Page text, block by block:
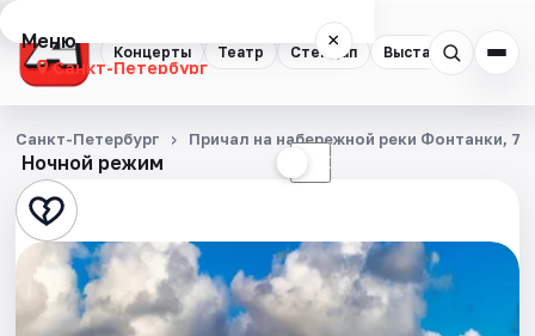
Концерты Театр Стендап Выставки
Меню ×
Санкт-Петербург
Концерты
Театр
Стендап
Выставки
Ночной режим ☾
Санкт-Петербург Причал на набережной реки Фонтанки, 71